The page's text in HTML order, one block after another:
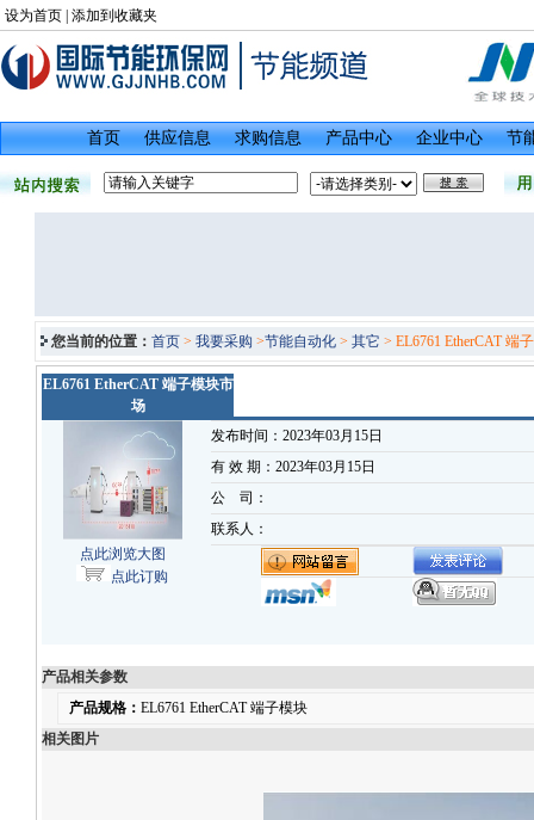
设为首页 添加到收藏夹
首页 供应信息 求购信息 产品中心 企业中心 节
您当前的位置： 首页 > 我要采购 >节能自动化 > 其它 > EL6761 EtherCAT 端
EL6761 EtherCAT 端子模块市
场
点此浏览大图
点此订购
发布时间：2023年03月15日
有 效 期：2023年03月15日
公 司：
联系人：
产品相关参数
产品规格： EL6761 EtherCAT 端子模块
相关图片